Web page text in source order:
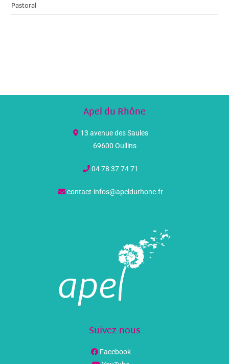
Pastoral
Apel du Rhône
13 avenue des Saules
69600 Oullins
04 78 37 74 71
contact-infos@apeldurhone.fr
Suivez-nous
Facebook